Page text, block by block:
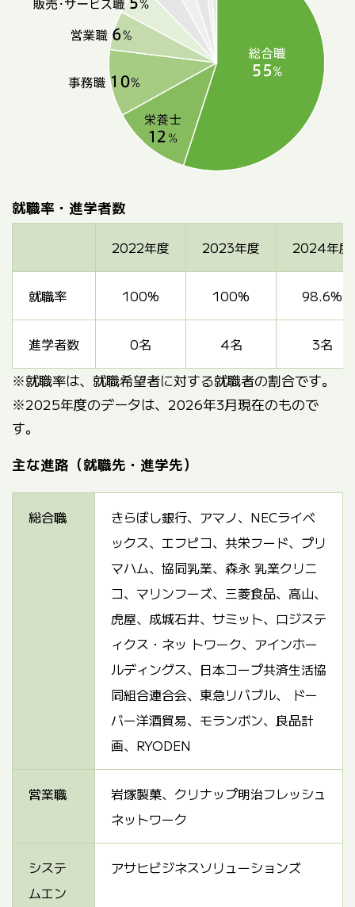
就職率・進学者数
2022年度 2023年度 2024年度
就職率 100% 100% 98.6%
進学者数 0名 4名 3名
※就職率は、就職希望者に対する就職者の割合です。
※2025年度のデータは、2026年3月現在のもので
す。
主な進路（就職先・進学先）
総合職
きらぼし銀行、アマノ、NECライベ
ックス、エフピコ、共栄フード、プリ
マハム、協同乳業、森永 乳業クリニ
コ、マリンフーズ、三菱食品、高山、
虎屋、成城石井、サミット、ロジステ
ィクス・ネッ トワーク、アインホー
ルディングス、日本コープ共済生活協
同組合連合会、東急リバブル、 ドー
バー洋酒貿易、モランボン、良品計
画、RYODEN
営業職
岩塚製菓、クリナップ明治フレッシュ
ネットワーク
システ
ムエン
アサヒビジネスソリューションズ